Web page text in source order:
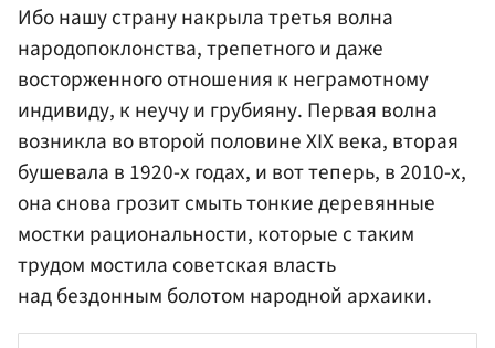
Ибо нашу страну накрыла третья волна
народопоклонства, трепетного и даже
восторженного отношения к неграмотному
индивиду, к неучу и грубияну. Первая волна
возникла во второй половине XIX века, вторая
бушевала в 1920-х годах, и вот теперь, в 2010-х,
она снова грозит смыть тонкие деревянные
мостки рациональности, которые с таким
трудом мостила советская власть
над бездонным болотом народной архаики.